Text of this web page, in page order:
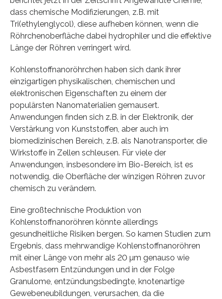
dass chemische Modifizierungen, z.B. mit
Tri(ethylenglycol), diese aufheben können, wenn die
Röhrchenoberfläche dabei hydrophiler und die effektive
Länge der Röhren verringert wird.
Kohlenstoffnanoröhrchen haben sich dank ihrer
einzigartigen physikalischen, chemischen und
elektronischen Eigenschaften zu einem der
populärsten Nanomaterialien gemausert.
Anwendungen finden sich z.B. in der Elektronik, der
Verstärkung von Kunststoffen, aber auch im
biomedizinischen Bereich, z.B. als Nanotransporter, die
Wirkstoffe in Zellen schleusen. Für viele der
Anwendungen, insbesondere im Bio-Bereich, ist es
notwendig, die Oberfläche der winzigen Röhren zuvor
chemisch zu verändern.
Eine großtechnische Produktion von
Kohlenstoffnanoröhren könnte allerdings
gesundheitliche Risiken bergen. So kamen Studien zum
Ergebnis, dass mehrwandige Kohlenstoffnanoröhren
mit einer Länge von mehr als 20 µm genauso wie
Asbestfasern Entzündungen und in der Folge
Granulome, entzündungsbedingte, knotenartige
Gewebeneubildungen, verursachen, da die